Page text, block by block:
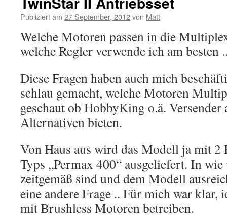
Publiziert am 27 September, 2012von Matt
Welche Motoren passen in die
welche Regler verwende ich am besten
Diese Fragen haben auch mich
schlau gemacht, welche Motoren
geschaut ob HobbyKing o.ä. Versender
Alternativen bieten.
Von Haus aus wird das Modell ja mit 2
Typs „Permax 400“ ausgeliefert. In
zeitgemäß sind und dem Modell
eine andere Frage .. Für mich war klar,
mit Brushless Motoren betreiben.